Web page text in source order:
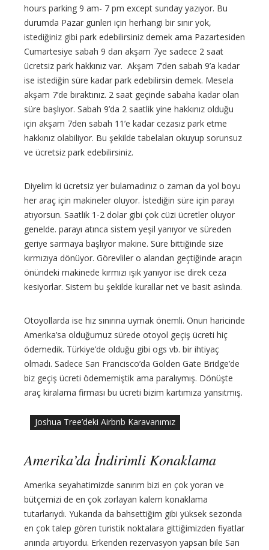
hours parking 9 am- 7 pm except sunday yazıyor. Bu
durumda Pazar günleri için herhangi bir sınır yok,
istediğiniz gibi park edebilirsiniz demek ama Pazartesiden
Cumartesiye sabah 9 dan akşam 7ye sadece 2 saat
ücretsiz park hakkınız var. Akşam 7’den sabah 9’a kadar
ise istediğin süre kadar park edebilirsin demek. Mesela
akşam 7’de bıraktınız. 2 saat geçinde sabaha kadar olan
süre başlıyor. Sabah 9’da 2 saatlik yine hakkınız olduğu
için akşam 7den sabah 11’e kadar cezasız park etme
hakkınız olabiliyor. Bu şekilde tabelaları okuyup sorunsuz
ve ücretsiz park edebilirsiniz.
Diyelim ki ücretsiz yer bulamadınız o zaman da yol boyu
her araç için makineler oluyor. İstediğin süre için parayı
atıyorsun. Saatlik 1-2 dolar gibi çok cüzi ücretler oluyor
genelde. parayı atınca sistem yeşil yanıyor ve süreden
geriye sarmaya başlıyor makine. Süre bittiğinde size
kırmızıya dönüyor. Görevliler o alandan geçtiğinde araçın
önündeki makinede kırmızı ışık yanıyor ise direk ceza
kesiyorlar. Sistem bu şekilde kurallar net ve basit aslında.
Otoyollarda ise hız sınırına uymak önemli. Onun haricinde
Amerika’sa olduğumuz sürede otoyol geçiş ücreti hiç
ödemedik. Türkiye’de olduğu gibi ogs vb. bir ihtiyaç
olmadı. Sadece San Francisco’da Golden Gate Bridge’de
biz geçiş ücreti ödememiştik ama paralıymış. Dönüşte
araç kiralama firması bu ücreti bizim kartımıza yansıtmış.
Joshua Tree’deki Airbnb Karavanımız
Amerika’da İndirimli Konaklama
Amerika seyahatimizde sanırım bizi en çok yoran ve
bütçemizi de en çok zorlayan kalem konaklama
tutarlarıydı. Yukarıda da bahsettiğim gibi yüksek sezonda
en çok talep gören turistik noktalara gittiğimizden fiyatlar
anında artıyordu. Erkenden rezervasyon yapsan bile San